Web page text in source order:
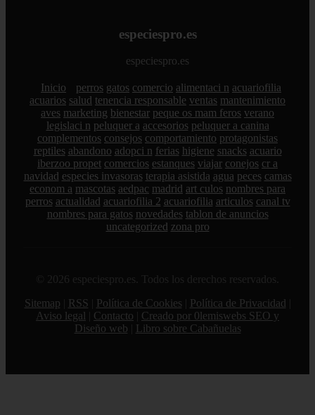
especiespro.es
especiespro.es
Inicio perros gatos comercio alimentaci n acuariofilia
acuarios salud tenencia responsable ventas mantenimiento
aves marketing bienestar peque os mam feros verano
legislaci n peluquer a accesorios peluquer a canina
complementos consejos comportamiento protagonistas
reptiles abandono adopci n ferias higiene snacks acuario
iberzoo propet comercios estanques viajar conejos cr a
navidad especies invasoras terapia asistida agua peces camas
econom a mascotas aedpac madrid art culos nombres para
perros actualidad acuariofilia 2 acuariofilia articulos canal tv
nombres para gatos novedades tablon de anuncios
uncategorized zona pro
© 2026 especiespro.es. Todos los derechos reservados.
Sitemap
RSS Política de Cookies Política de Privacidad
Aviso legal
Contacto
Creado por 0lemiswebs SEO y
Diseño web
Libro sobre Cabañuelas